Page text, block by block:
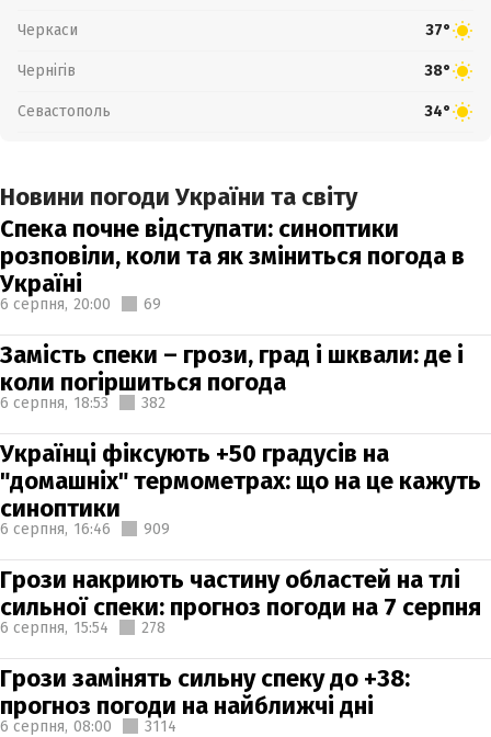
Черкаси 37°
Чернігів 38°
Севастополь 34°
Новини погоди України та світу
Спека почне відступати: синоптики
розповіли, коли та як зміниться погода в
Україні
6 серпня, 20:00 69
Замість спеки – грози, град і шквали: де і
коли погіршиться погода
6 серпня, 18:53 382
Українці фіксують +50 градусів на
"домашніх" термометрах: що на це кажуть
синоптики
6 серпня, 16:46 909
Грози накриють частину областей на тлі
сильної спеки: прогноз погоди на 7 серпня
6 серпня, 15:54 278
Грози замінять сильну спеку до +38:
прогноз погоди на найближчі дні
6 серпня, 08:00 3114